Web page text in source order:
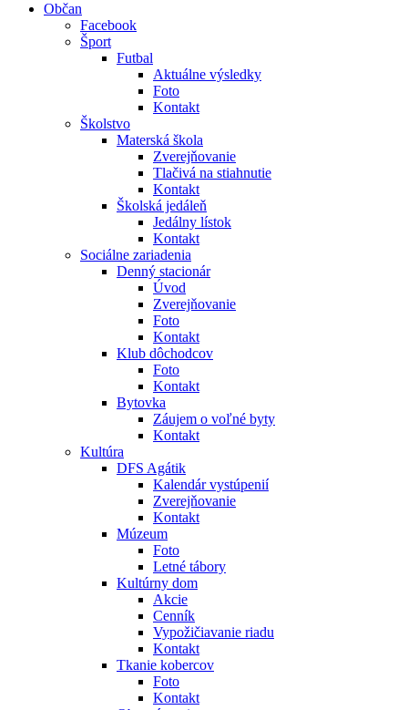
Občan
Facebook
Šport
Futbal
Aktuálne výsledky
Foto
Kontakt
Školstvo
Materská škola
Zverejňovanie
Tlačivá na stiahnutie
Kontakt
Školská jedáleň
Jedálny lístok
Kontakt
Sociálne zariadenia
Denný stacionár
Úvod
Zverejňovanie
Foto
Kontakt
Klub dôchodcov
Foto
Kontakt
Bytovka
Záujem o voľné byty
Kontakt
Kultúra
DFS Agátik
Kalendár vystúpenií
Zverejňovanie
Kontakt
Múzeum
Foto
Letné tábory
Kultúrny dom
Akcie
Cenník
Vypožičiavanie riadu
Kontakt
Tkanie kobercov
Foto
Kontakt